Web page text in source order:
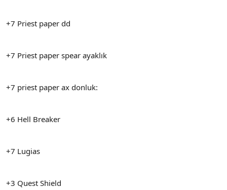
+7 Priest paper dd
+7 Priest paper spear ayaklık
+7 priest paper ax donluk:
+6 Hell Breaker
+7 Lugias
+3 Quest Shield